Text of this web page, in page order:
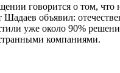
говорится о том, что
объявил:
уже около 90%
компаниями.